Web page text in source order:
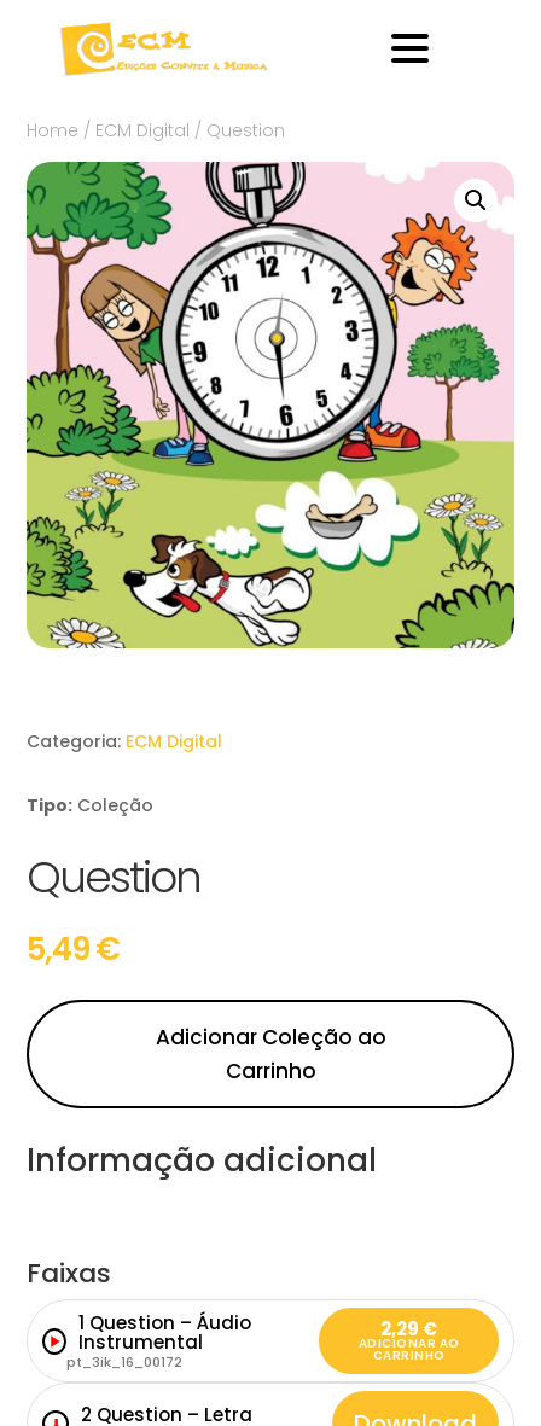
Home / ECM Digital / Question
Categoria: ECM Digital
Tipo: Coleção
Question
5,49€
Adicionar Coleção ao
Carrinho
Informação adicional
Faixas
1 Question – Áudio
Instrumental
pt_3ik_16_00172
2,29 €
ADICIONAR AO
CARRINHO
2 Question – Letra